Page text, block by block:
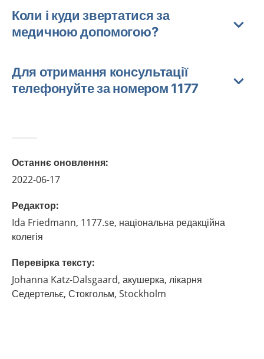
Коли і куди звертатися за
медичною допомогою?
Для отримання консультації
телефонуйте за номером 1177
Останнє оновлення:
2022-06-17
Редактор:
Ida Friedmann, 1177.se, національна редакційна
колегія
Перевірка тексту:
Johanna Katz-Dalsgaard, акушерка, лікарня
Седертельє, Стокгольм, Stockholm